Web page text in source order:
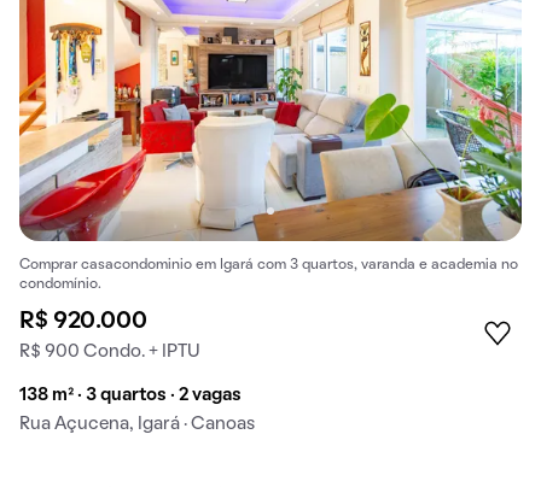
Comprar casacondominio em Igará com 3 quartos, varanda e academia no
condomínio.
R$ 920.000
R$ 900 Condo. + IPTU
138 m² · 3 quartos · 2 vagas
Rua Açucena, Igará · Canoas